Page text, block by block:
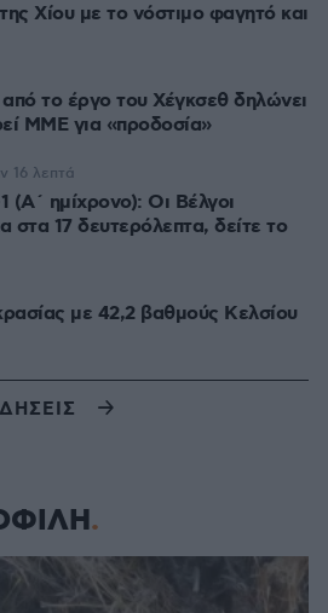
Χίου με το νόστιμο φαγητό και
το έργο του Χέγκσεθ δηλώνει
ΜΜΕ για «προδοσία»
ημίχρονο): Οι Βέλγοι
στα 17 δευτερόλεπτα, δείτε το
16 λεπτά
με 42,2 βαθμούς Κελσίου